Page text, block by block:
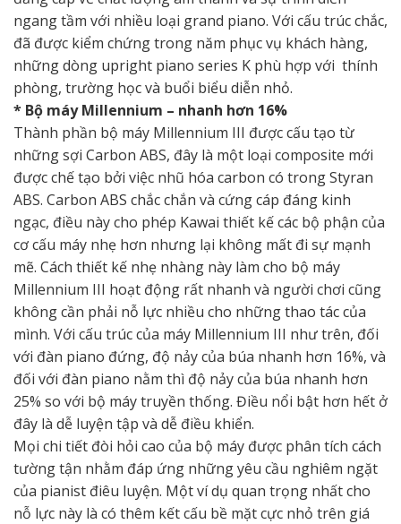
ngang tầm với nhiều loại grand piano. Với cấu trúc chắc,
đã được kiểm chứng trong năm phục vụ khách hàng,
những dòng upright piano series K phù hợp với thính
phòng, trường học và buổi biểu diễn nhỏ.
* Bộ máy Millennium – nhanh hơn 16%
Thành phần bộ máy Millennium III được cấu tạo từ
những sợi Carbon ABS, đây là một loại composite mới
được chế tạo bởi việc nhũ hóa carbon có trong Styran
ABS. Carbon ABS chắc chắn và cứng cáp đáng kinh
ngạc, điều này cho phép Kawai thiết kế các bộ phận của
cơ cấu máy nhẹ hơn nhưng lại không mất đi sự mạnh
mẽ. Cách thiết kế nhẹ nhàng này làm cho bộ máy
Millennium III hoạt động rất nhanh và người chơi cũng
không cần phải nỗ lực nhiều cho những thao tác của
mình. Với cấu trúc của máy Millennium III như trên, đối
với đàn piano đứng, độ nảy của búa nhanh hơn 16%, và
đối với đàn piano nằm thì độ nảy của búa nhanh hơn
25% so với bộ máy truyền thống. Điều nổi bật hơn hết ở
đây là dễ luyện tập và dễ điều khiển.
Mọi chi tiết đòi hỏi cao của bộ máy được phân tích cách
tường tận nhằm đáp ứng những yêu cầu nghiêm ngặt
của pianist điêu luyện. Một ví dụ quan trọng nhất cho
nỗ lực này là có thêm kết cấu bề mặt cực nhỏ trên giá